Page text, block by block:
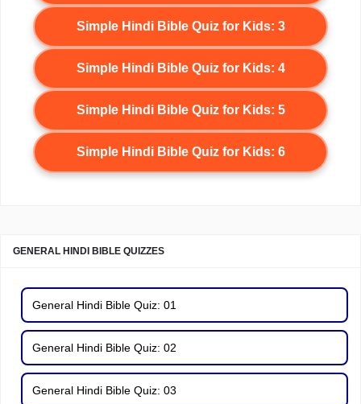
Simple Hindi Bible Quiz for Kids: 3
Simple Hindi Bible Quiz for Kids: 4
Simple Hindi Bible Quiz for Kids: 5
Simple Hindi Bible Quiz for Kids: 6
GENERAL HINDI BIBLE QUIZZES
General Hindi Bible Quiz: 01
General Hindi Bible Quiz: 02
General Hindi Bible Quiz: 03